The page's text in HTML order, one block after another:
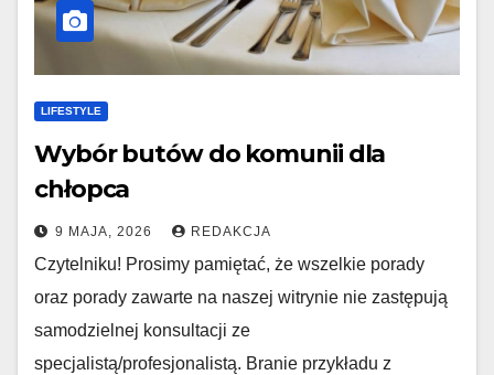
LIFESTYLE
Wybór butów do komunii dla
chłopca
9 MAJA, 2026 REDAKCJA
Czytelniku! Prosimy pamiętać, że wszelkie porady
oraz porady zawarte na naszej witrynie nie zastępują
samodzielnej konsultacji ze
specjalistą/profesjonalistą. Branie przykładu z